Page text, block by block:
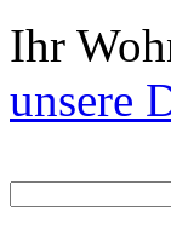
Ihr
unsere